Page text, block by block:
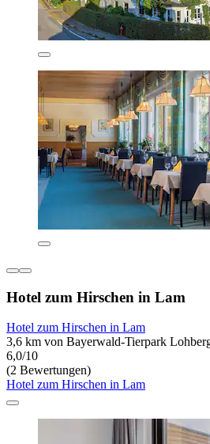
Hotel zum Hirschen in Lam
Hotel zum Hirschen in Lam
3,6 km von Bayerwald-Tierpark
6,0/10
(2 Bewertungen)
Hotel zum Hirschen in Lam